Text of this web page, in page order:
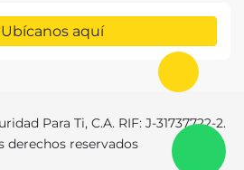
Ir al
Ubícanos aquí
Para Ti, C.A. RIF: J-31737722-2.
derechos reservados